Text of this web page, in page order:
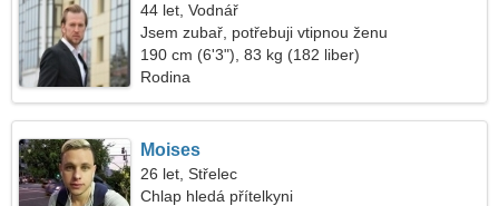
44 let, Vodnář
Jsem zubař, potřebuji vtipnou ženu
190 cm (6'3"), 83 kg (182 liber)
Rodina
Moises
26 let, Střelec
Chlap hledá přítelkyni